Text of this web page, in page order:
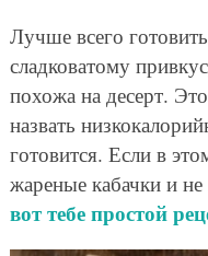
Лучше всего
сладковатому
похожа на десерт.
назвать
готовится. Если в
жареные кабачки и
вот тебе простой